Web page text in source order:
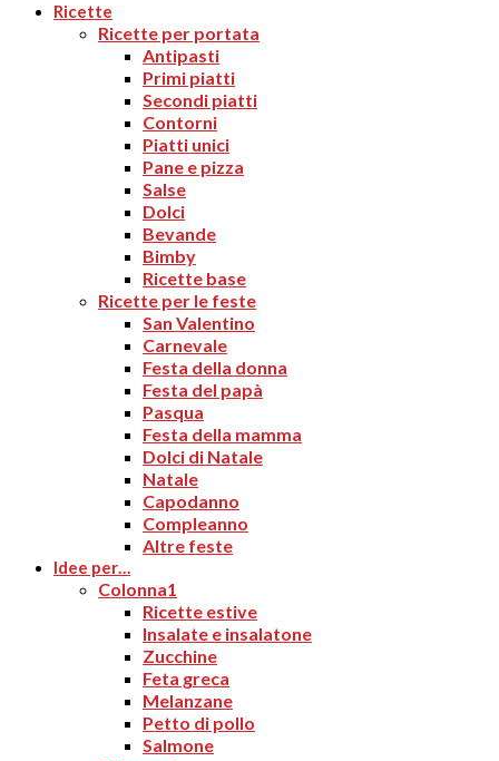
Ricette
Ricette per portata
Antipasti
Primi piatti
Secondi piatti
Contorni
Piatti unici
Pane e pizza
Salse
Dolci
Bevande
Bimby
Ricette base
Ricette per le feste
San Valentino
Carnevale
Festa della donna
Festa del papà
Pasqua
Festa della mamma
Dolci di Natale
Natale
Capodanno
Compleanno
Altre feste
Idee per…
Colonna1
Ricette estive
Insalate e insalatone
Zucchine
Feta greca
Melanzane
Petto di pollo
Salmone